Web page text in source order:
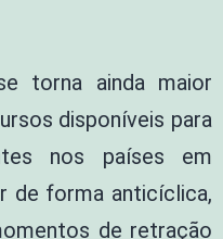
torna ainda maior
disponíveis para
nos países em
de forma anticíclica,
de retração